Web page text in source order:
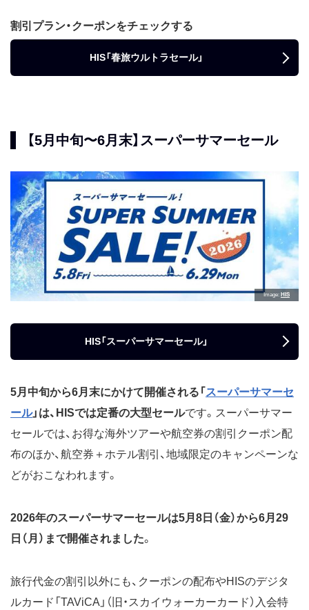
割引プラン・クーポンをチェックする
HIS「春旅ウルトラセール」
【5月中旬〜6月末】スーパーサマーセール
Image HIS
HIS「スーパーサマーセール」
5月中旬から6月末にかけて開催される「 スーパーサマーセ
ール」は、HISでは定番の大型セールです。スーパーサマー
セールでは、お得な海外ツアーや航空券の割引クーポン配
布のほか、航空券＋ホテル割引、地域限定のキャンペーンな
どがおこなわれます。
2026年のスーパーサマーセールは5月8日（金）から6月29
日（月）まで開催されました。
旅行代金の割引以外にも、クーポンの配布やHISのデジタ
ルカード「TAViCA」（旧・スカイウォーカーカード）入会特